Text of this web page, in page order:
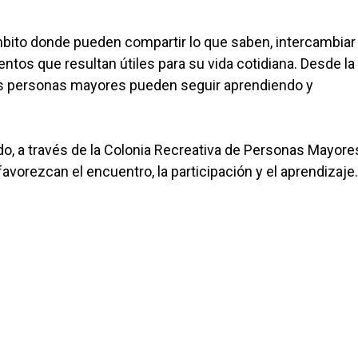
donde pueden compartir lo que saben, intercambiar
que resultan útiles para su vida cotidiana. Desde la
mayores pueden seguir aprendiendo y
a través de la Colonia Recreativa de Personas
el encuentro, la participación y el aprendizaje.